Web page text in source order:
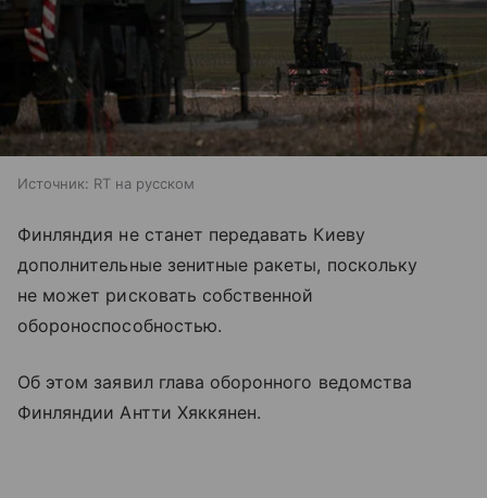
Источник: RT на русском
Финляндия не станет передавать Киеву
дополнительные зенитные ракеты, поскольку
не может рисковать собственной
обороноспособностью.
Об этом заявил глава оборонного ведомства
Финляндии Антти Хяккянен.